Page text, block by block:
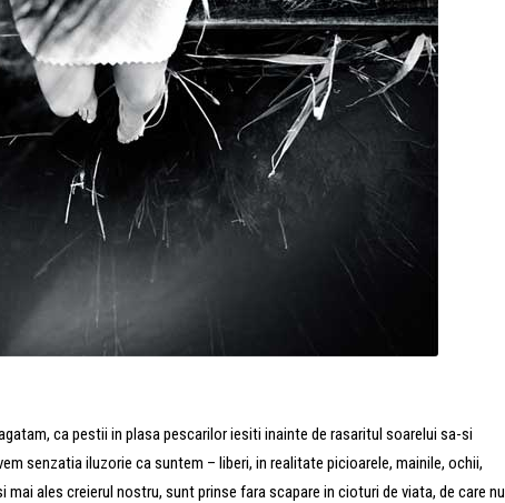
ca pestii in plasa pescarilor iesiti inainte de rasaritul soarelui sa-si
senzatia iluzorie ca suntem – liberi, in realitate picioarele, mainile, ochii,
mai ales creierul nostru, sunt prinse fara scapare in cioturi de viata, de care nu